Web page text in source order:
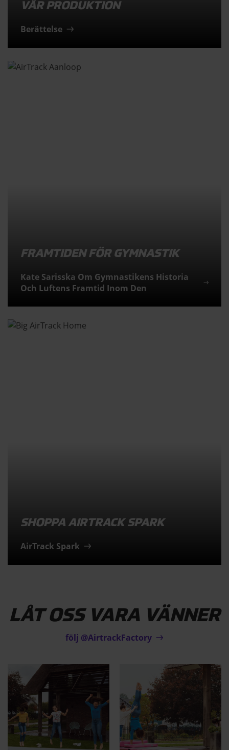
VÅR PRODUKTION
Berättelse
FRAMTIDEN FÖR GYMNASTIK
Kate Sarisska Om Gymnastikens Historia
Och Luftens Framtid Inom Den
SHOPPA AIRTRACK SPARK
AirTrack Spark
LÅT OSS VARA VÄNNER
följ @AirtrackFactory